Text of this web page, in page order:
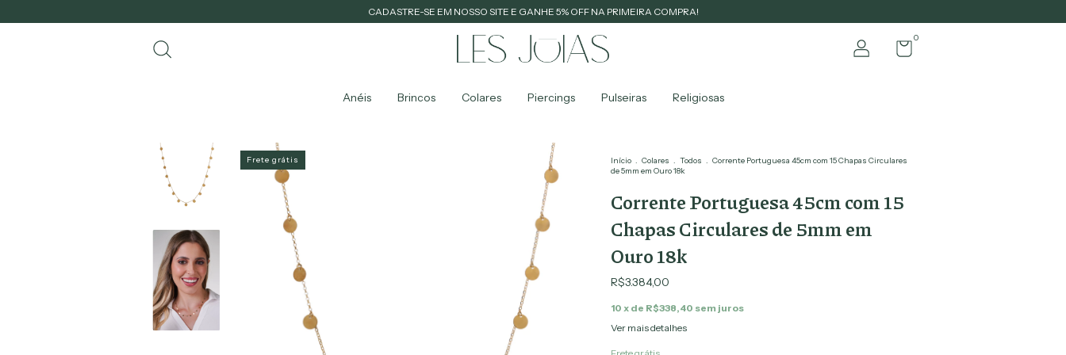
CADASTRE-SE EM NOSSO SITE E GANHE 5% OFF NA PRIMEIRA COMPRA!
0
Anéis Brincos Colares Piercings Pulseiras Religiosas
Frete grátis Início . Colares . Todos . Corrente Portuguesa 45cm com 15 Chapas Circulares
de 5mm em Ouro 18k
Corrente Portuguesa 45cm com 15
Chapas Circulares de 5mm em
Ouro 18k
R$3.384,00
10 x de R$338,40 sem juros
Ver mais detalhes